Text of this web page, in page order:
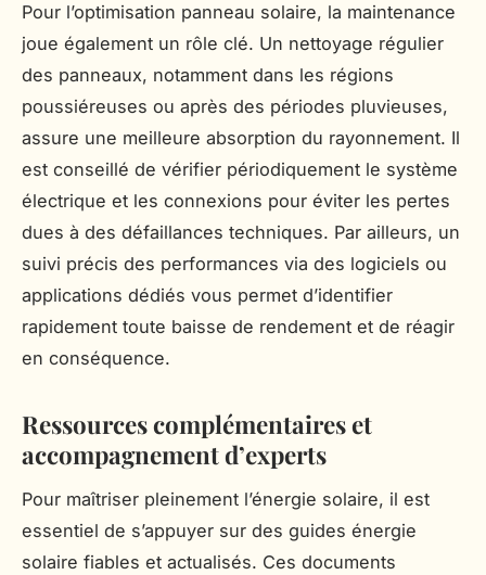
Pour l’optimisation panneau solaire, la maintenance
joue également un rôle clé. Un nettoyage régulier
des panneaux, notamment dans les régions
poussiéreuses ou après des périodes pluvieuses,
assure une meilleure absorption du rayonnement. Il
est conseillé de vérifier périodiquement le système
électrique et les connexions pour éviter les pertes
dues à des défaillances techniques. Par ailleurs, un
suivi précis des performances via des logiciels ou
applications dédiés vous permet d’identifier
rapidement toute baisse de rendement et de réagir
en conséquence.
Ressources complémentaires et
accompagnement d’experts
Pour maîtriser pleinement l’énergie solaire, il est
essentiel de s’appuyer sur des guides énergie
solaire fiables et actualisés. Ces documents